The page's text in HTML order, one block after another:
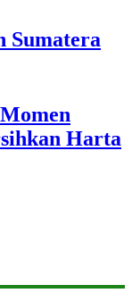
Sumatera
Harta